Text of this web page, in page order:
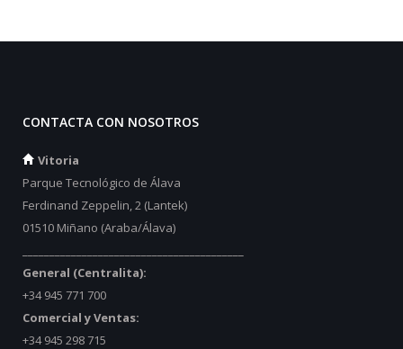
CONTACTA CON NOSOTROS
Vitoria
Parque Tecnológico de Álava
Ferdinand Zeppelin, 2 (Lantek)
01510 Miñano (Araba/Álava)
General (Centralita):
+34 945 771 700
Comercial y Ventas:
+34 945 298 715